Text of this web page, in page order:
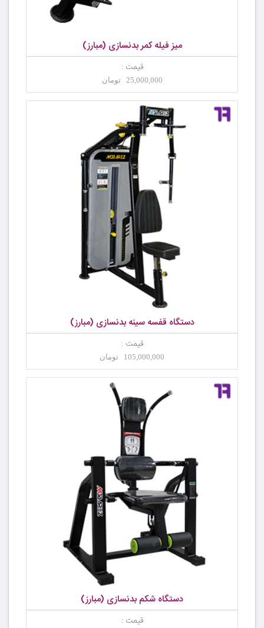
میز فیله کمر بدنسازی (مبارز)
قیمت :
25,000,000 تومان
دستگاه قفسه سینه بدنسازی (مبارز)
قیمت :
105,000,000 تومان
دستگاه شکم بدنسازی (مبارز)
قیمت :